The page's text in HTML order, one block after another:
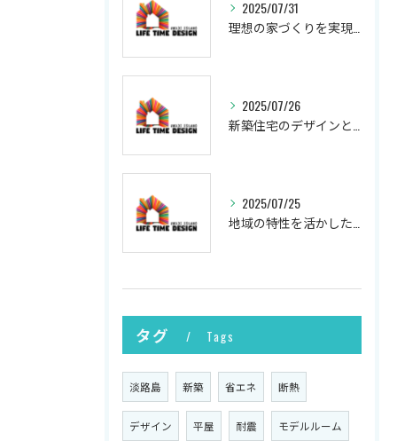
2025/07/31
2025/07/26
2025/07/25
タグ Tags
淡路島 新築 省エネ 断熱
デザイン 平屋 耐震 モデルルーム